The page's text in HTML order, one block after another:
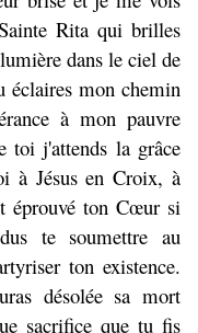
Rita qui brilles
dans le ciel de
éclaires mon chemin
à mon pauvre
j'attends la grâce
à Jésus en Croix, à
éprouvé ton Cœur si
te soumettre au
ton existence.
désolée sa mort
sacrifice que tu fis